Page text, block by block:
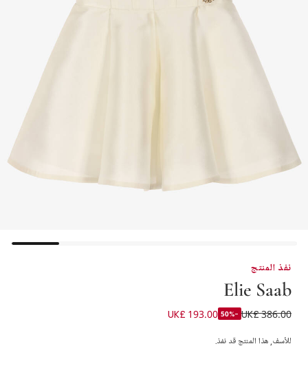
نفذ المنتج
Elie Saab
فستان بأكمام كيب ساتان لون شامبين للبنات
UK£ 386.00
-50%
UK£ 193.00
للأسف, هذا المنتج قد نفذ.